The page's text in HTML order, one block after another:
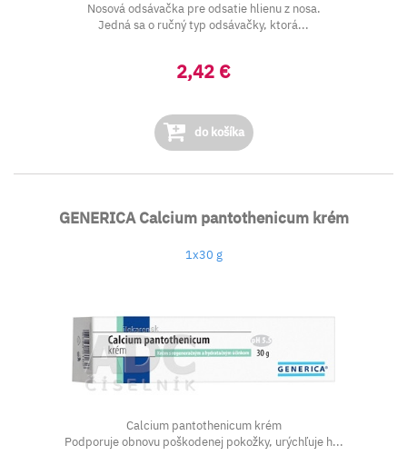
Nosová odsávačka pre odsatie hlienu z nosa.
Jedná sa o ručný typ odsávačky, ktorá...
2,42 €
do košíka
GENERICA Calcium pantothenicum krém
1x30 g
Calcium pantothenicum krém
Podporuje obnovu poškodenej pokožky, urýchľuje h...